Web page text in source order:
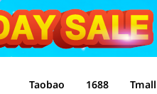
Taobao 1688 Tmall